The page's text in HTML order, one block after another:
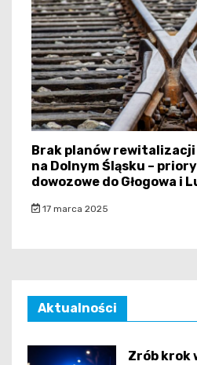
Brak planów
na Dolnym Śląsku –
dowozowe do Głogowa i
17 marca 2025
Aktualności
Zrób krok